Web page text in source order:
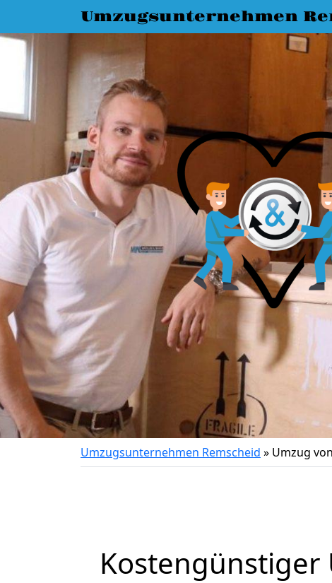
Umzugsunternehmen
Umzugsunternehmen Remscheid » Umzug
Kostengünstiger